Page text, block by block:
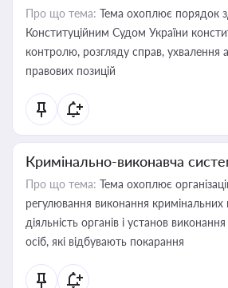
Про що тема: Тема охоплює порядок
Конституційним Судом України
контролю, розгляду справ, ухвалення
правових позицій
Кримінально-виконавча
Про що тема: Тема охоплює
регулювання виконання кримінальних
діяльність органів і установ
осіб, які відбувають покарання